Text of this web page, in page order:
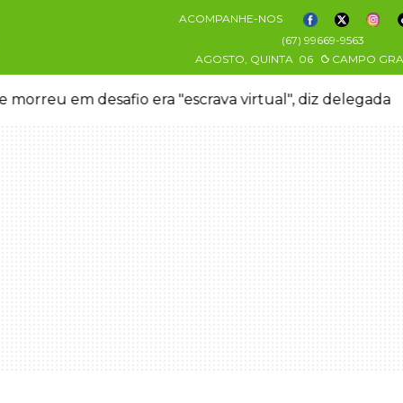
ACOMPANHE-NOS
(67) 99669-9563
AGOSTO, QUINTA 06 CAMPO
morreu em desafio era "escrava virtual", diz delegada